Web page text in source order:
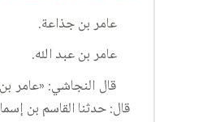
عامر بن جذاعة.
عامر بن عبد الله.
قال النجاشي: «عامر
قال: حدثنا القاسم بن